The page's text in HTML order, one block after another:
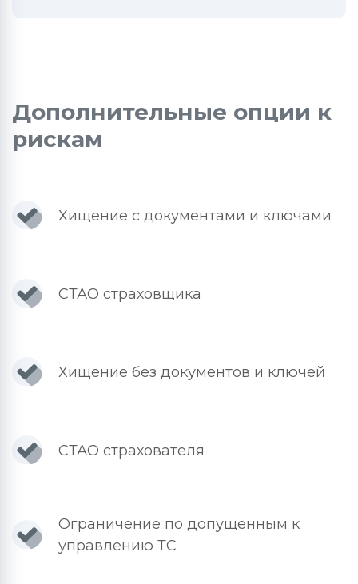
Дополнительные опции к
рискам
Хищение с документами и ключами
СТАО страховщика
Хищение без документов и ключей
СТАО страхователя
Ограничение по допущенным к
управлению ТС